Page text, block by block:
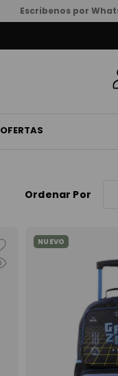
Escribenos por
OFERTAS
Ordenar Por
NUEVO